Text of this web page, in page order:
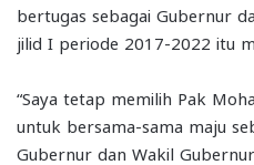
bertugas sebagai Gubernur
jilid I periode 2017-2022 itu
“Saya tetap memilih Pak
untuk bersama-sama maju
Gubernur dan Wakil